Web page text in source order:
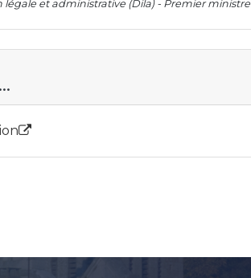
et administrative (Dila) - Premier ministre